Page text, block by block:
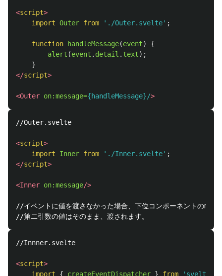
<script>
import Outer from ' ./Outer.svelte' ;
function handleMessage(event)
{
alert (event . detail . text);
}
</script>
<Outer on:message={handleMessage}/>
//Outer.svelte
<script>
import
Inner from ' ./Inner.svelte' ;
</script>
<Inner on:message/>
//イベントに値を渡さなかった場合、下位コンポーネントの
//Innner.svelte
<script>
import
{ createEventDispatcher } from ' svelte